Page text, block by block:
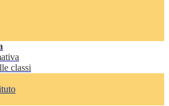
classi